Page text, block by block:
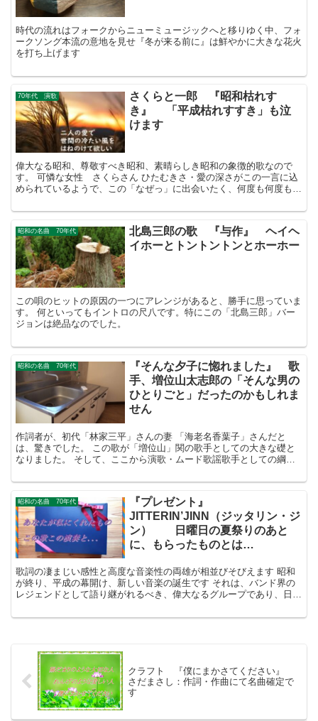
時代の流れはフォークからニューミュージックへと移りゆく中、フォ
ークソング本流の意地を見せ『冬が来る前に』は鮮やかに大きな花火
を打ち上げます
70年代 演歌
さくらと一郎 『昭和枯れすゝ
き』 「平成枯れすすき」も泣
けます
偉大なる昭和、尊敬すべき昭和、素晴らしき昭和の象徴的歌なので
す。 可憐な女性 さくらさん ひたむきさ・愛の深さがこの一言に込
められているようで、この「なぜっ」に出会いたく、何度も何度も聴
昭和の名曲 70年代
北島三郎の歌 『与作』 ヘイヘ
イホーとトントントンとホーホー
この唄のヒットの原因の一つにアレンジがあると、勝手に思っていま
す。 何といってもイントロの尺八です。特にこの「北島三郎」バー
ジョンは絶品なのでした。
昭和の名曲 70年代
『そんな夕子に惚れました』 歌
手、増位山太志郎の「そんな男の
ひとりごと」だったのかもしれま
せん
作詞者が、初代「林家三平」さんの妻 「海老名香葉子」さんだと
は、驚きでした。 この歌が「増位山」関の歌手としての大きな礎と
なりました。 そして、ここから演歌・ムード歌謡歌手としての綱取
昭和の名曲 70年代
『プレゼント』
JITTERIN’JINN（ジッタリン・ジ
ン） 日曜日の夏祭りのあと
に、もらったものとは…
歌詞の凄まじい感性と高度な音楽性の両雄が相並びそびえます 昭和
が終り、平成の幕開け、新しい音楽の誕生です それは、バンド界の
レジェンドとして語り継がれるべき、偉大なるグループであり、日本
クラフト 『僕にまかさてください』
さだまさし：作詞・作曲にて名曲確定で
す